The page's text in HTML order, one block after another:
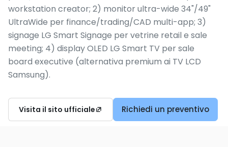
workstation creator; 2) monitor ultra-wide 34"/49"
UltraWide per finance/trading/CAD multi-app; 3)
signage LG Smart Signage per vetrine retail e sale
meeting; 4) display OLED LG Smart TV per sale
board executive (alternativa premium ai TV LCD
Samsung).
Visita il sito ufficiale Richiedi un preventivo